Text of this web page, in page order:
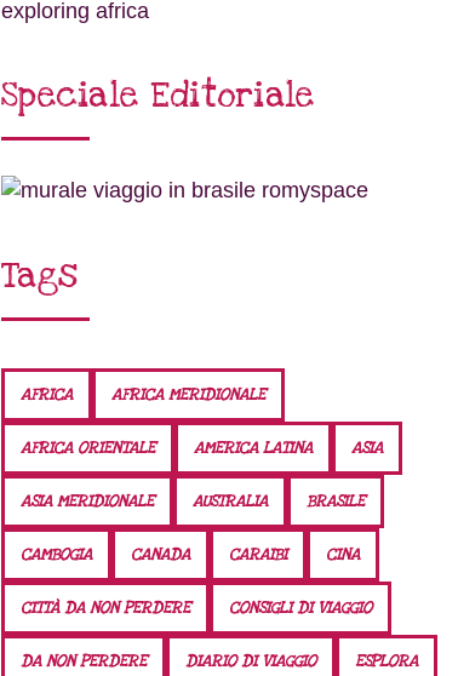
Speciale Editoriale
Tags
AFRICA AFRICA MERIDIONALE
AFRICA ORIENTALE AMERICA LATINA ASIA
ASIA MERIDIONALE AUSTRALIA BRASILE
CAMBOGIA CANADA CARAIBI CINA
CITTÀ DA NON PERDERE CONSIGLI DI VIAGGIO
DA NON PERDERE DIARIO DI VIAGGIO ESPLORA